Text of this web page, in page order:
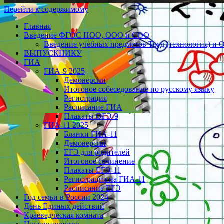
Перейти к содержимому
Главная
Введение ФГОС НОО, ООО и СОО
Введение учебных предметов Труд (технология) и
ВЫПУСКНИКУ
ГИА
ГИА-9 2025
Демоверсии
Итоговое собеседование по русскому языку
Регистрация
Расписание ГИА
Плакаты ОГЭ-9
ГИА-11 2025
Бланки ГИА-11
Демоверсии
ЕГЭ для родителей
Итоговое сочинение
Плакаты ЕГЭ-11
Регистрация на ГИА-11
Расписание ЕГЭ
Год семьи в России 2024
День Единых действий
Краеведческая комната